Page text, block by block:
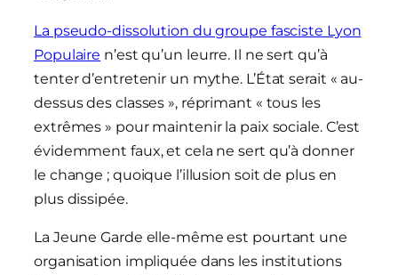
La pseudo-dissolution du groupe fasciste Lyon
Populaire n’est qu’un leurre. Il ne sert qu’à
tenter d’entretenir un mythe. L’État serait « au-
dessus des classes », réprimant « tous les
extrêmes » pour maintenir la paix sociale. C’est
évidemment faux, et cela ne sert qu’à donner
le change ; quoique l’illusion soit de plus en
plus dissipée.
La Jeune Garde elle-même est pourtant une
organisation impliquée dans les institutions